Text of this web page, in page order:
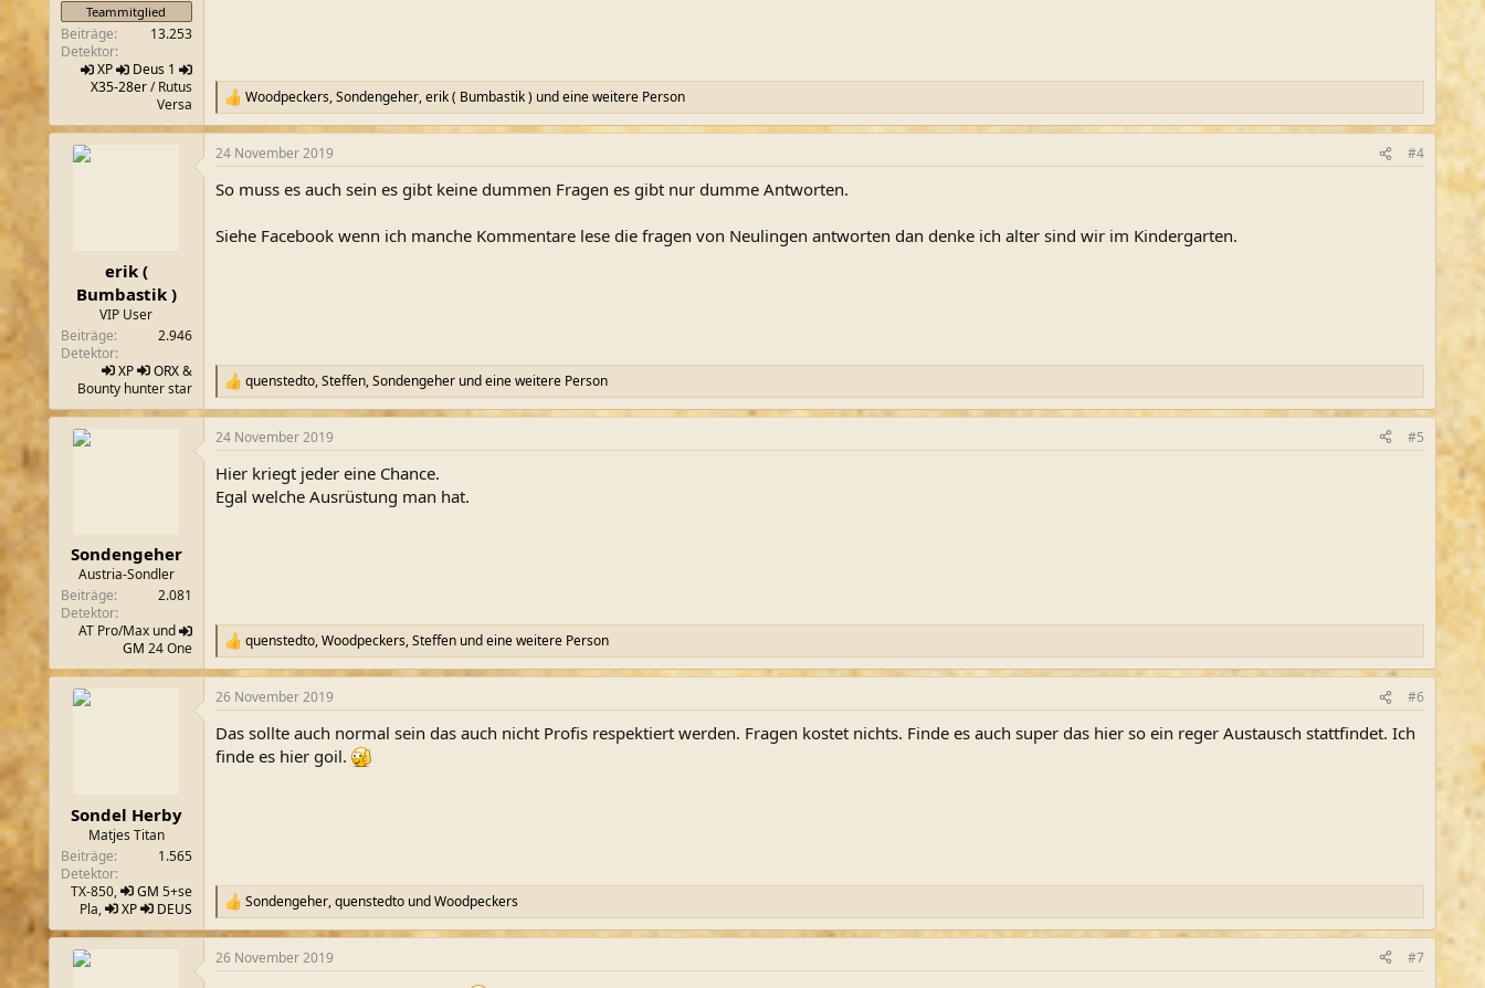
Teammitglied
Beiträge
13.253
Detektor
XP
Deus 1
X35-28er/ Rutus
Versa
R
e
a
k
i
n
e
Woodpeckers,Sondengeher,erik ( Bumbastik )und eine weitere Person
erik (
Bumbastik )
VIP User
Beiträge
2.946
Detektor
XP
ORX&
Bounty hunter star
24 November 2019 #4
So muss es auch sein es gibt keine dummen Fragen es gibt nur dumme Antworten.
Siehe Facebook wenn ich manche Kommentare lese die fragen von Neulingen antworten dan denke ich alter sind wir im Kindergarten.
R
e
a
k
i
o
n
quenstedto,Steffen,Sondengeherund eine weitere Person
Sondengeher
Austria-Sondler
Beiträge
2.081
Detektor
AT Pro/Max und
GM 24 One
24 November 2019 #5
Hier kriegt jeder eine Chance.
Egal welche Ausrüstung man hat.
R
e
a
k
i
o
quenstedto,Woodpeckers,Steffenund eine weitere Person
Sondel Herby
Matjes Titan
Beiträge
1.565
Detektor
TX-850,
GM 5+se
Pla,
XP DEUS
26 November 2019 #6
Das sollte auch normal sein das auch nicht Profis respektiert werden. Fragen kostet nichts. Finde es auch super das hier so ein reger Austausch stattfindet. Ich
finde es hier goil.
R
e
a
k
Sondengeher,quenstedtoundWoodpeckers
26 November 2019 #7